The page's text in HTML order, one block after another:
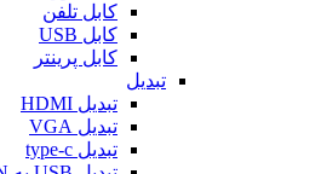
کابل تلفن
کابل USB
کابل پرینتر
تبدیل
تبدیل HDMI
تبدیل VGA
تبدیل type-c